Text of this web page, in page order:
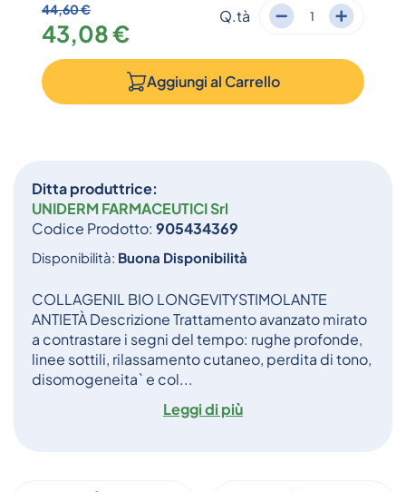
Ditta produttrice:
UNIDERM FARMACEUTICI Srl
Codice Prodotto: 905434369
Disponibilità: Buona Disponibilità
COLLAGENIL BIO LONGEVITYSTIMOLANTE
ANTIETÀ Descrizione Trattamento avanzato mirato
a contrastare i segni del tempo: rughe profonde,
linee sottili, rilassamento cutaneo, perdita di tono,
disomogeneita` e col...
Leggi di più
44,60 €
43,08 €
Q.tà
Aggiungi al Carrello